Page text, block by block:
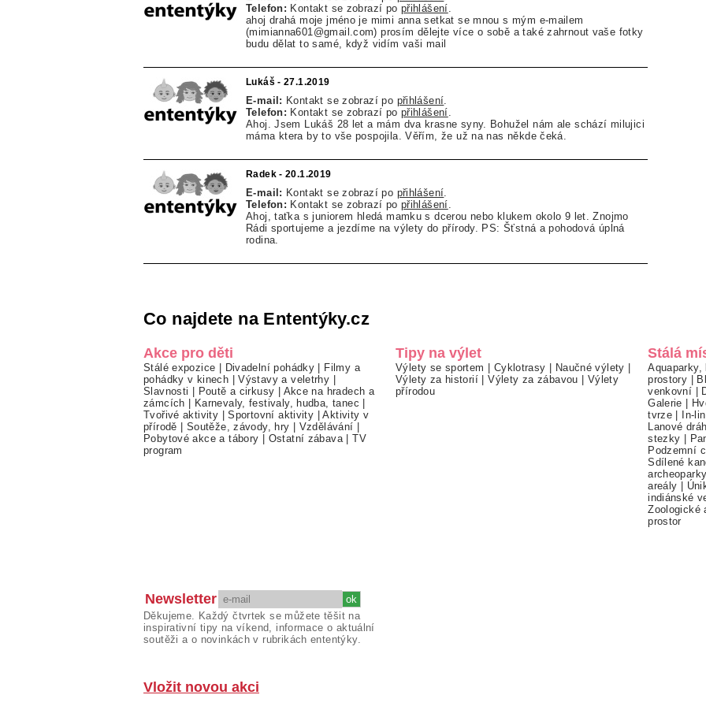
Telefon: Kontakt se zobrazí po přihlášení
ahoj drahá moje jméno je mimi anna setkat se mnou s mým e-mailem
(mimianna601@gmail.com) prosím dělejte více o sobě a také zahrnout vaše fotky
budu dělat to samé, když vidím vaši mail
Lukáš - 27.1.2019
E-mail: Kontakt se zobrazí po přihlášení
Telefon: Kontakt se zobrazí po přihlášení
Ahoj. Jsem Lukáš 28 let a mám dva krasne syny. Bohužel nám ale schází milujici
máma ktera by to vše pospojila. Věřím, že už na nas někde čeká.
Radek - 20.1.2019
E-mail: Kontakt se zobrazí po přihlášení
Telefon: Kontakt se zobrazí po přihlášení
Ahoj, taťka s juniorem hledá mamku s dcerou nebo klukem okolo 9 let. Znojmo
Rádi sportujeme a jezdíme na výlety do přírody. PS: Šťstná a pohodová úplná
rodina.
Co najdete na Ententýky.cz
Akce pro děti
Stálé expozice Divadelní pohádky
Filmy a
pohádky v kinech |Výstavy a veletrhy
Slavnosti
Poutě a cirkusy
Akce na hradech a
zámcích
Karnevaly, festivaly, hudba, tanec
Tvořivé aktivity |Sportovní aktivity |Aktivity v
přírodě
Soutěže, závody, hry Vzdělávání
Pobytové akce a tábory
Ostatní zábava |TV
program
Tipy na výlet
Výlety se sportem Cyklotrasy Naučné výlety
Výlety za historií |Výlety za zábavou
Výlety
přírodou
Stálá
Aquaparky,
prostory
venkovní
Galerie
tvrze
In-
Lanové
stezky
Podzemní
Sdílené
archeoparky
areály
indiánské
Zoologické
prostor
Newsletter
Děkujeme. Každý čtvrtek se můžete těšit na
inspirativní tipy na víkend, informace o aktuální
soutěži a o novinkách v rubrikách ententýky.
Vložit novou akci